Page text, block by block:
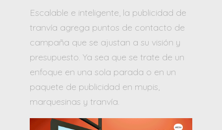
Escalable e inteligente, la publicidad de
tranvía agrega puntos de contacto de
campaña que se ajustan a su visión y
presupuesto. Ya sea que se trate de un
enfoque en una sola parada o en un
paquete de publicidad en mupis,
marquesinas y tranvía.